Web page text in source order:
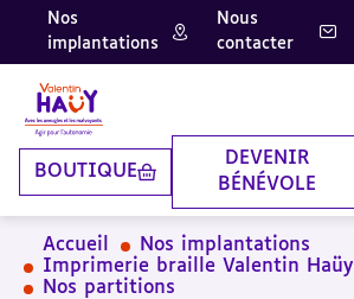
Aller
contenu
principal
Aller
pied
de
page
Aller
la
recherche
Nos
implantations
Nous
contacter
BOUTIQUE
DEVENIR
BÉNÉVOLE
Accueil
Nos implantations
Imprimerie braille Valentin Haüy
Nos partitions